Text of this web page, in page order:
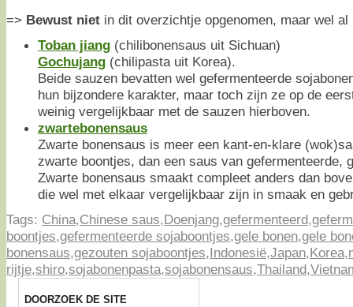
=> Bewust niet in dit overzichtje opgenomen, maar wel
Toban jiang (chilibonensaus uit Sichuan)
Gochujang (chilipasta uit Korea).
Beide sauzen bevatten wel gefermenteerde
hun bijzondere karakter, maar toch zijn ze op de
weinig vergelijkbaar met de sauzen hierboven.
zwartebonensaus
Zwarte bonensaus is meer een kant-en-klare
zwarte boontjes, dan een saus van gefermenteerde,
Zwarte bonensaus smaakt compleet anders dan
die wel met elkaar vergelijkbaar zijn in smaak en
Tags: China,Chinese saus,Doenjang,gefermenteerd,
boontjes,gefermenteerde sojaboontjes,gele bonen,gele
bonensaus,gezouten sojaboontjes,Indonesië,Japan,Korea,
rijtje,shiro,sojabonenpasta,sojabonensaus,Thailand,
DOORZOEK DE SITE